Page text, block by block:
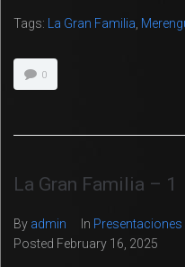
Tags: La Gran Familia
0
La Gran Familia – 1
By admin In
Posted February 16, 2025